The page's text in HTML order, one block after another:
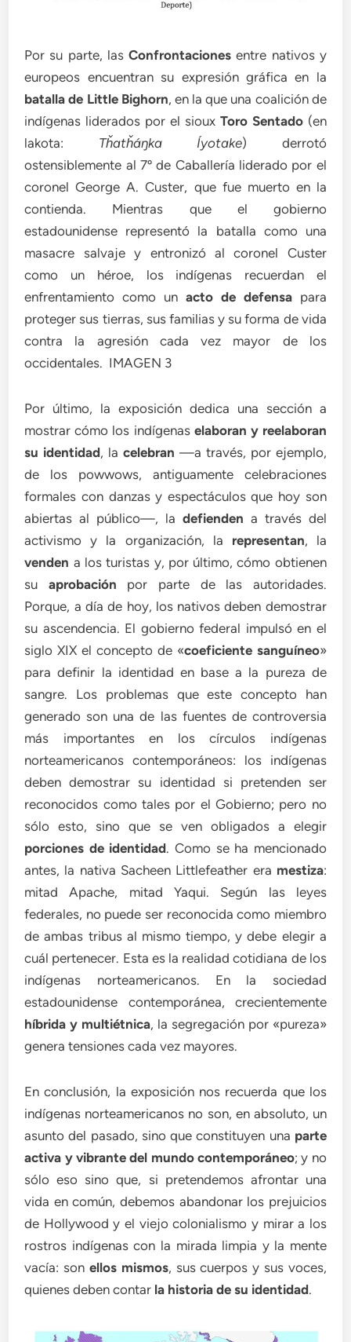
Por su parte, lasConfrontaciones entre nativos y
europeos encuentran su expresión gráfica en la
batalla de Little Bighorn, en la que una coalición de
indígenas liderados por el sioux Toro Sentado(en
lakota: Tȟatȟáŋka Íyotake) derrotó
ostensiblemente al 7º de Caballería liderado por el
coronel George A. Custer, que fue muerto en la
contienda. Mientras que el gobierno
estadounidense representó la batalla como una
masacre salvaje y entronizó al coronel Custer
como un héroe, los indígenas recuerdan el
enfrentamiento como un acto de defensapara
proteger sus tierras, sus familias y su forma de vida
contra la agresión cada vez mayor de los
occidentales. IMAGEN 3
Por último, la exposición dedica una sección a
mostrar cómo los indígenas elaboran y reelaboran
su identidad, lacelebran —a través, por ejemplo,
de los powwows, antiguamente celebraciones
formales con danzas y espectáculos que hoy son
abiertas al público—, la defienden a través del
activismo y la organización, la representan, la
venden a los turistas y, por último, cómo obtienen
su aprobación por parte de las autoridades.
Porque, a día de hoy, los nativos deben demostrar
su ascendencia. El gobierno federal impulsó en el
siglo XIX el concepto de «coeficiente sanguíneo»
para definir la identidad en base a la pureza de
sangre. Los problemas que este concepto han
generado son una de las fuentes de controversia
más importantes en los círculos indígenas
norteamericanos contemporáneos: los indígenas
deben demostrar su identidad si pretenden ser
reconocidos como tales por el Gobierno; pero no
sólo esto, sino que se ven obligados a elegir
porciones de identidad. Como se ha mencionado
antes, la nativa Sacheen Littlefeather era mestiza:
mitad Apache, mitad Yaqui. Según las leyes
federales, no puede ser reconocida como miembro
de ambas tribus al mismo tiempo, y debe elegir a
cuál pertenecer. Esta es la realidad cotidiana de los
indígenas norteamericanos. En la sociedad
estadounidense contemporánea, crecientemente
híbrida y multiétnica, la segregación por «pureza»
genera tensiones cada vez mayores.
En conclusión, la exposición nos recuerda que los
indígenas norteamericanos no son, en absoluto, un
asunto del pasado, sino que constituyen una parte
activa y vibrante del mundo contemporáneo; y no
sólo eso sino que, si pretendemos afrontar una
vida en común, debemos abandonar los prejuicios
de Hollywood y el viejo colonialismo y mirar a los
rostros indígenas con la mirada limpia y la mente
vacía: son ellos mismos, sus cuerpos y sus voces,
quienes deben contar la historia de su identidad.